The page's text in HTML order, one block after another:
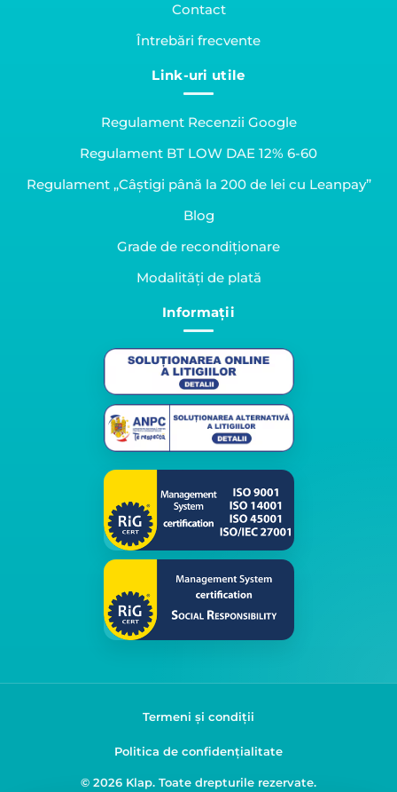
Contact
Întrebări frecvente
Link-uri utile
Regulament Recenzii Google
Regulament BT LOW DAE 12% 6-60
Regulament „Câștigi până la 200 de lei cu Leanpay”
Blog
Grade de recondiționare
Modalități de plată
Informații
Termeni și condiții
Politica de confidențialitate
© 2026 Klap. Toate drepturile rezervate.